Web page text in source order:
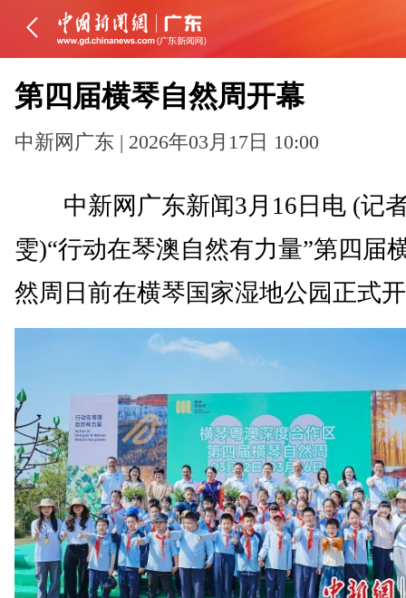
第四届横琴自然周开幕
中新网广东 | 2026年03月17日 10:00
中新网广东新闻3月16日电 (记
雯)“行动在琴澳自然有力量”第四届
然周日前在横琴国家湿地公园正式